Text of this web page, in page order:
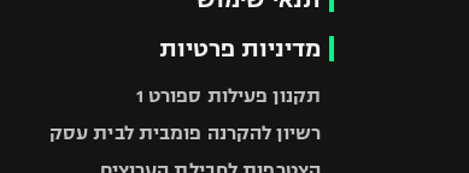
מדיניות פרטיות
תקנון פעילות ספורט 1
רשיון להקרנה פומבית לבית עסק